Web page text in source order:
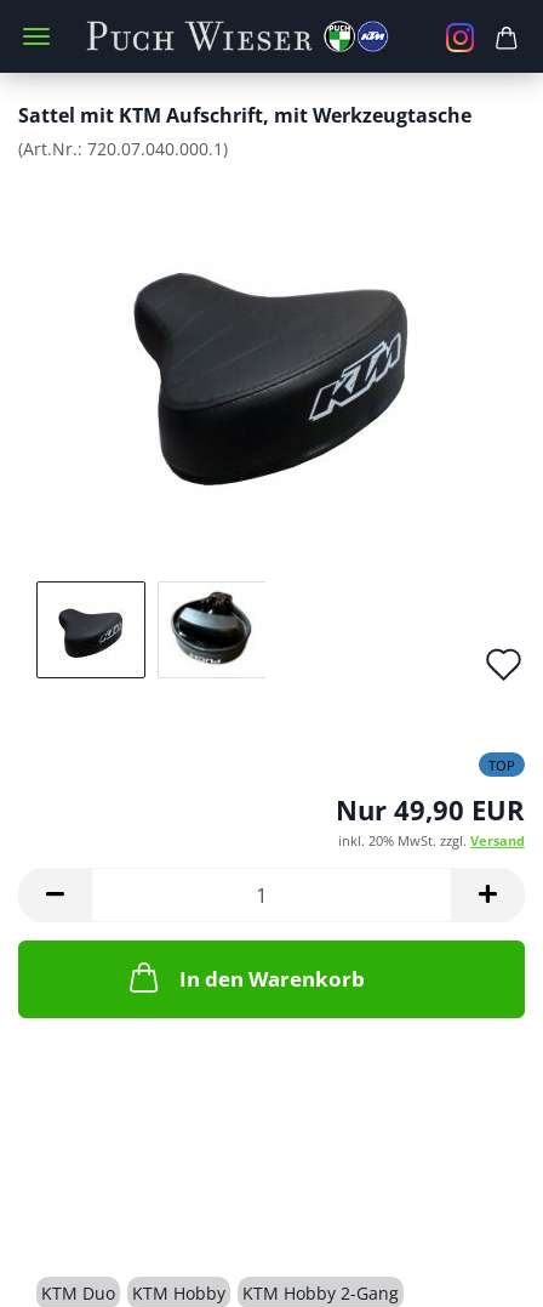
Sattel mit KTM Aufschrift, mit Werkzeugtasche
(Art.Nr.: 720.07.040.000.1)
TOP
Nur 49,90 EUR
inkl. 20% MwSt. zzgl. Versand
In den Warenkorb
KTM Duo KTM Hobby KTM Hobby 2-Gang